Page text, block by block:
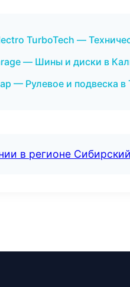
TurboTech —
— Шины и диски в
— Рулевое и подвеска в
в регионе